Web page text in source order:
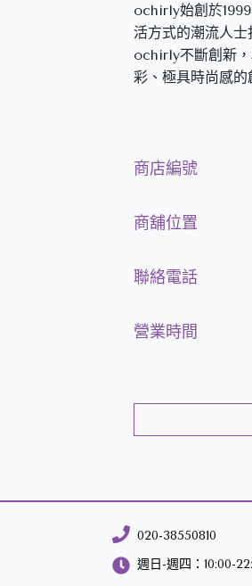
ochirly始創於
活方式的潮流人
ochirly不斷創新
彩、極具時尚感
商店編號
商舖位置
聯絡電話
營業時間
020-38550810
週日-週四：10:00-